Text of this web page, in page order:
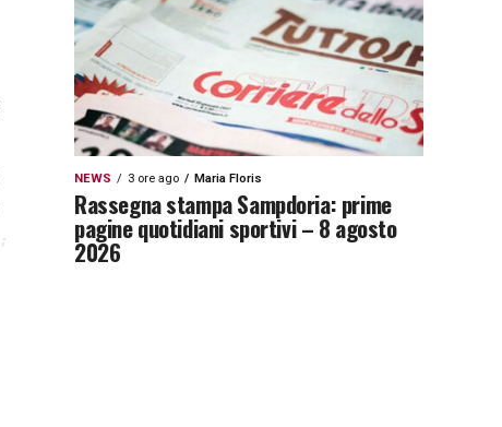
NEWS 3 ore ago Maria Floris
Rassegna stampa Sampdoria: prime
pagine quotidiani sportivi – 8 agosto
2026